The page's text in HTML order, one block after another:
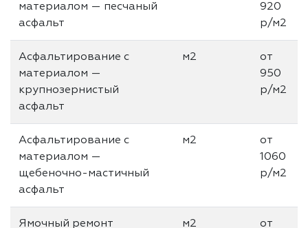
материалом — песчаный
асфальт
920
р/м2
Асфальтирование с
материалом —
крупнозернистый
асфальт
м2
от
950
р/м2
Асфальтирование с
материалом —
щебеночно-мастичный
асфальт
м2
от
1060
р/м2
Ямочный ремонт
м2
от